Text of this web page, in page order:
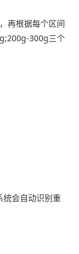
再根据每个区间
300g三个
会自动识别重